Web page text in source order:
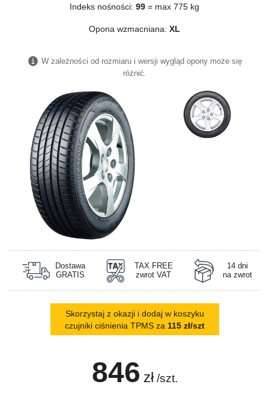
Indeks nośności: 99 = max 775 kg
Opona wzmacniana: XL
W zależności od rozmiaru i wersji wygląd opony może się
różnić.
Dostawa
GRATIS
TAX FREE
zwrot VAT
14 dni
na zwrot
Skorzystaj z okazji i dodaj w koszyku
czujniki ciśnienia TPMS za 115 zł/szt
846 zł /szt.